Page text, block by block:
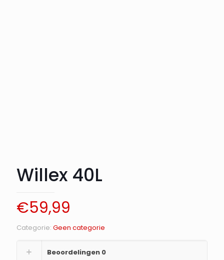
Willex 40L
€59,99
Categorie: Geen categorie
Beoordelingen 0